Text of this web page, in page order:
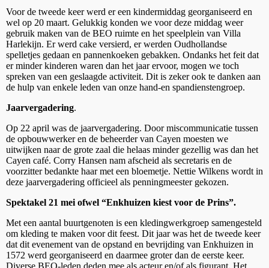
Voor de tweede keer werd er een kindermiddag georganiseerd en
wel op 20 maart. Gelukkig konden we voor deze middag weer
gebruik maken van de BEO ruimte en het speelplein van Villa
Harlekijn. Er werd cake versierd, er werden Oudhollandse
spelletjes gedaan en pannenkoeken gebakken. Ondanks het feit dat
er minder kinderen waren dan het jaar ervoor, mogen we toch
spreken van een geslaagde activiteit. Dit is zeker ook te danken aan
de hulp van enkele leden van onze hand-en spandienstengroep.
Jaarvergadering.
Op 22 april was de jaarvergadering. Door miscommunicatie tussen
de opbouwwerker en de beheerder van Cayen moesten we
uitwijken naar de grote zaal die helaas minder gezellig was dan het
Cayen café. Corry Hansen nam afscheid als secretaris en de
voorzitter bedankte haar met een bloemetje. Nettie Wilkens wordt in
deze jaarvergadering officieel als penningmeester gekozen.
Spektakel 21 mei ofwel “Enkhuizen kiest voor de Prins”.
Met een aantal buurtgenoten is een kledingwerkgroep samengesteld
om kleding te maken voor dit feest. Dit jaar was het de tweede keer
dat dit evenement van de opstand en bevrijding van Enkhuizen in
1572 werd georganiseerd en daarmee groter dan de eerste keer.
Diverse BEO-leden deden mee als acteur en/of als figurant. Het